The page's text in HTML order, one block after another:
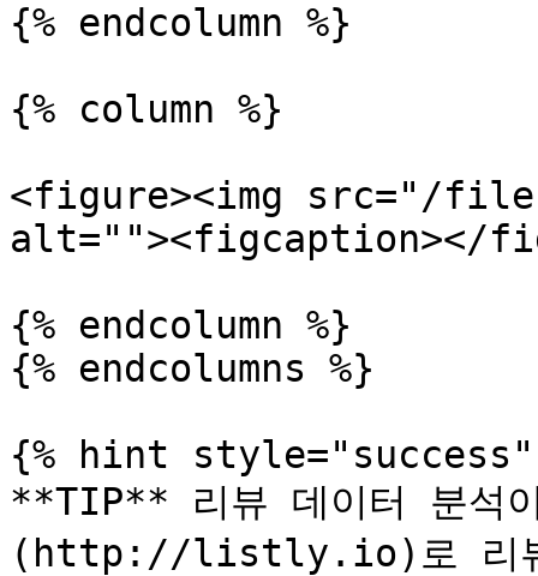
{% endcolumn %}
{% column %}
<figure><img src="/
alt=""><figcaption></
{% endcolumn %}
{% endcolumns %}
{% hint style="success"
**TIP** 리뷰 데이터 분석
(http://listly.io)로 리뷰